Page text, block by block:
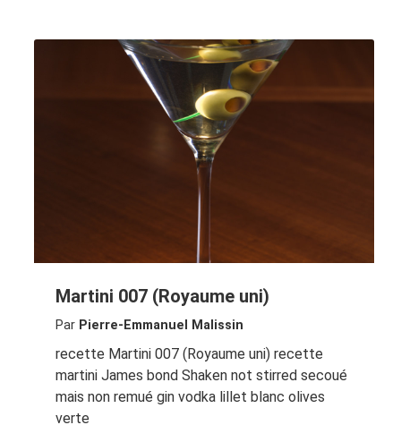
Martini 007 (Royaume uni)
Par Pierre-Emmanuel Malissin
recette Martini 007 (Royaume uni) recette
martini James bond Shaken not stirred secoué
mais non remué gin vodka lillet blanc olives
verte